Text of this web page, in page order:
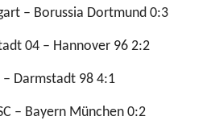
– Borussia Dortmund 0:3
04 – Hannover 96 2:2
– Darmstadt 98 4:1
– Bayern München 0:2